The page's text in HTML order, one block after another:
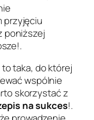
przyjęciu
poniższej
.
to taka, do której
wspólnie
skorzystać z
na sukces!.